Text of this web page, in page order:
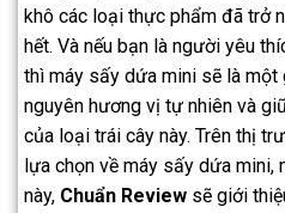
khô các loại thực phẩm đã trở
hết. Và nếu bạn là người yêu
thì máy sấy dứa mini sẽ là
nguyên hương vị tự nhiên và
của loại trái cây này. Trên thị
lựa chọn về máy sấy dứa mini,
này, Chuẩn Review sẽ giới